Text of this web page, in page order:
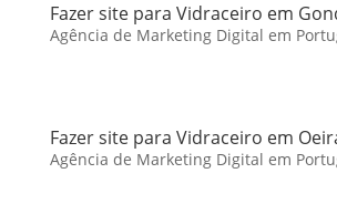
Fazer site para Vidraceiro em
Agência de Marketing Digital em
Fazer site para Vidraceiro em
Agência de Marketing Digital em